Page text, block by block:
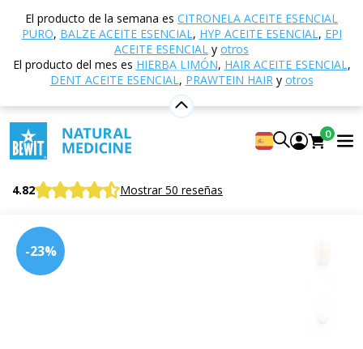
El producto de la semana es CITRONELA ACEITE ESENCIAL
PURO, BALZE ACEITE ESENCIAL, HYP ACEITE ESENCIAL, EPI
ACEITE ESENCIAL y otros
El producto del mes es HIERBA LIMÓN, HAIR ACEITE ESENCIAL,
DENT ACEITE ESENCIAL, PRAWTEIN HAIRy otros
0
Inicio Tienda electrónica
Difusores y difusores de aroma
Ultrasonido
Difusor de aromas Olor 300, madera clara
Difusor de aromas Olor 300, madera
clara
Difusor ultrasónico
4.82 Mostrar 50 reseñas
-23%